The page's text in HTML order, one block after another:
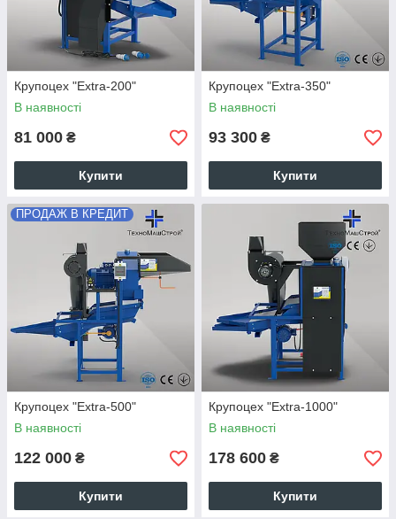
Крупоцех "Extra-200"
В наявності
81 000 ₴
Купити
Крупоцех "Extra-350"
В наявності
93 300 ₴
Купити
ПРОДАЖ В КРЕДИТ
Крупоцех "Extra-500"
В наявності
122 000 ₴
Купити
Крупоцех "Extra-1000"
В наявності
178 600 ₴
Купити